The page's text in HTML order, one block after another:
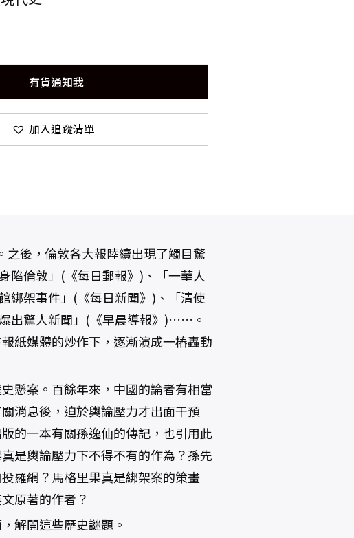
有貨通知我
加入追蹤清單
後，倫敦各大報陸續出現了觸目驚
陷倫敦」(《每日郵報》)、「一華人
綁架事件」(《每日新聞》)、「清使
出驚人新聞」(《早晨導報》)……。
紙媒體的炒作下，逐漸演成一樁轟動
懸案。百餘年來，中國的論者有相當
消息後，迫於輿論壓力才出面干預
的一本有關孫逸仙的傳記，也引用此
是輿論壓力下不得不有的作為？孫先
羅網？馬格里果真是綁架案的策畫
原著的作者？
解開這些歷史謎題。